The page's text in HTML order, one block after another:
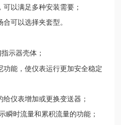
以满足多种安装需要；
可以选择夹套型。
示器壳体；
功能，使仪表运行更加安全稳定
仪表增加或更换变送器；
瞬时流量和累积流量的功能；